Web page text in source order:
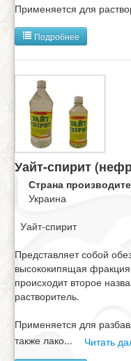
Применяется для
Подробнее
Уайт-спирит
Страна
Украина
Уайт-спирит
Представляет собой
высококипящая
происходит второе
растворитель.
Применяется для
также лако... Читать